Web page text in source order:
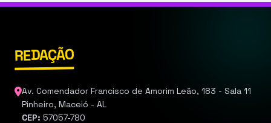
REDAÇÃO
Av. Comendador Francisco de Amorim Leão, 183 - Sala 11
Pinheiro, Maceió - AL
CEP: 57057-780